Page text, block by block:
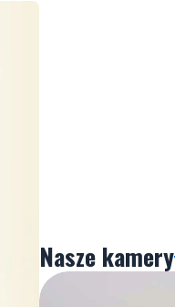
Nasze kamery